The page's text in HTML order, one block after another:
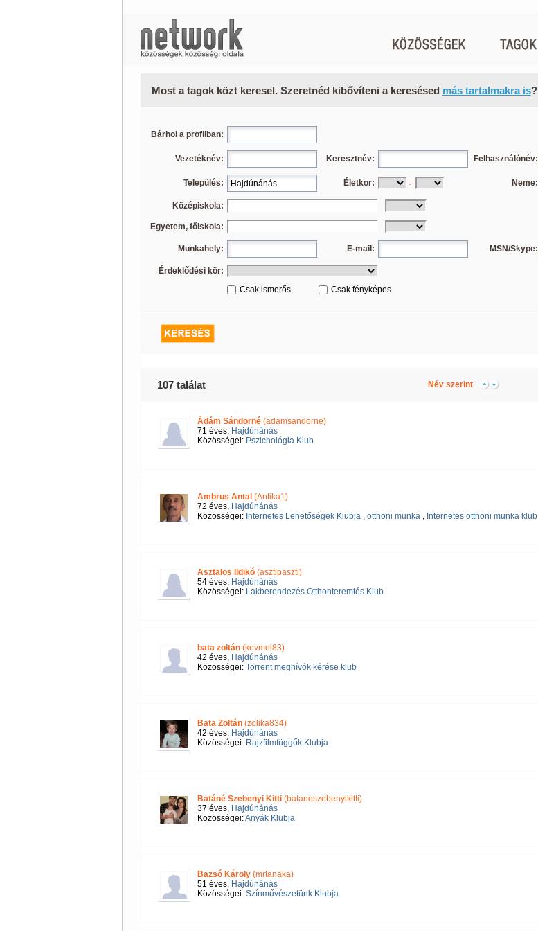
Most a tagok közt keresel. Szeretnéd kibővíteni a keresésed más tartalmakra is?
Bárhol a profilban:
Vezetéknév: Keresztnév: Felhasználónév:
Település: Életkor: - Neme:
Középiskola:
Egyetem, főiskola:
Munkahely: E-mail: MSN/Skype:
Érdeklődési kör:
Csak ismerős
Csak fényképes
107 találat Név szerint
Ádám Sándorné(adamsandorne)
71 éves, Hajdúnánás
Közösségei: Pszichológia Klub
Ambrus Antal (Antika1)
72 éves, Hajdúnánás
Közösségei: Internetes Lehetőségek Klubja, otthoni munka, Internetes otthoni munka klub
Asztalos Ildikó(asztipaszti)
54 éves, Hajdúnánás
Közösségei: Lakberendezés Otthonteremtés Klub
bata zoltán(kevmol83)
42 éves, Hajdúnánás
Közösségei: Torrent meghívók kérése klub
Bata Zoltán(zolika834)
42 éves, Hajdúnánás
Közösségei: Rajzfilmfüggők Klubja
Batáné Szebenyi Kitti(bataneszebenyikitti)
37 éves, Hajdúnánás
Közösségei:Anyák Klubja
Bazsó Károly(mrtanaka)
51 éves, Hajdúnánás
Közösségei: Színművészetünk Klubja